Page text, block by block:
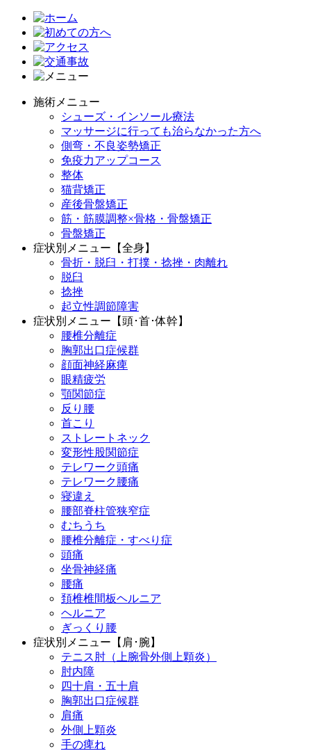
施術メニュー
シューズ・インソール療法
マッサージに行っても治らなかった方へ
側弯・不良姿勢矯正
免疫力アップコース
整体
猫背矯正
産後骨盤矯正
筋・筋膜調整×骨格・骨盤矯正
骨盤矯正
症状別メニュー【全身】
骨折・脱臼・打撲・捻挫・肉離れ
脱臼
捻挫
起立性調節障害
症状別メニュー【頭･首･体幹】
腰椎分離症
胸郭出口症候群
顔面神経麻痺
眼精疲労
顎関節症
反り腰
首こり
ストレートネック
変形性股関節症
テレワーク頭痛
テレワーク腰痛
寝違え
腰部脊柱管狭窄症
むちうち
腰椎分離症・すべり症
頭痛
坐骨神経痛
腰痛
頚椎椎間板ヘルニア
ヘルニア
ぎっくり腰
症状別メニュー【肩･腕】
テニス肘（上腕骨外側上顆炎）
肘内障
四十肩・五十肩
胸郭出口症候群
肩痛
外側上顆炎
手の痺れ